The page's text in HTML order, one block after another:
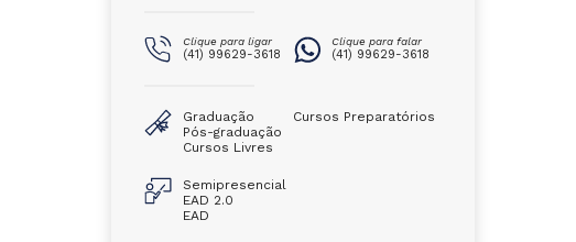
Clique para ligar
(41) 99629-3618
Clique para falar
(41) 99629-3618
Graduação
Pós-graduação
Cursos Livres
Cursos Preparatórios
Semipresencial
EAD 2.0
EAD